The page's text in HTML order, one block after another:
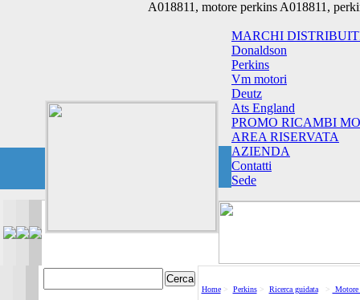
A018811, motore perkins A018811,
MARCHI
Donaldson
Perkins
Vm motori
Deutz
Ats England
PROMO RICAMBI
AREA RISERVATA
AZIENDA
Contatti
Sede
Home> Perkins> Ricerca guidata> Motore